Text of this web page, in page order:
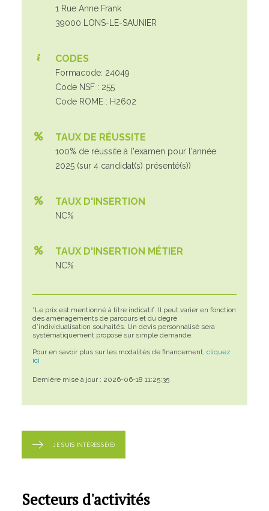
1 Rue Anne Frank
39000 LONS-LE-SAUNIER
CODES
Formacode: 24049
Code NSF : 255
Code ROME : H2602
TAUX DE RÉUSSITE
100% de réussite à l'examen pour l'année
2025 (sur 4 candidat(s) présenté(s))
TAUX D'INSERTION
NC%
TAUX D'INSERTION MÉTIER
NC%
*Le prix est mentionné à titre indicatif. Il peut varier en fonction
des aménagements de parcours et du degré
d’individualisation souhaités. Un devis personnalisé sera
systématiquement proposé sur simple demande.
Pour en savoir plus sur les modalités de financement, cliquez
ici
Dernière mise à jour : 2026-06-18 11:25:35
JE SUIS INTÉRESSÉ(E)
Secteurs d'activités